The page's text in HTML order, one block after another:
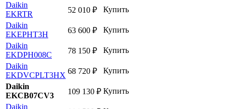
Daikin
EKRTR
52 010 ₽
Купить
Daikin
EKEPHT3H
63 600 ₽
Купить
Daikin
EKDPH008C
78 150 ₽
Купить
Daikin
EKDVCPLT3HX 68 720 ₽
Купить
Daikin
EKCB07CV3
109 130 ₽ Купить
Daikin